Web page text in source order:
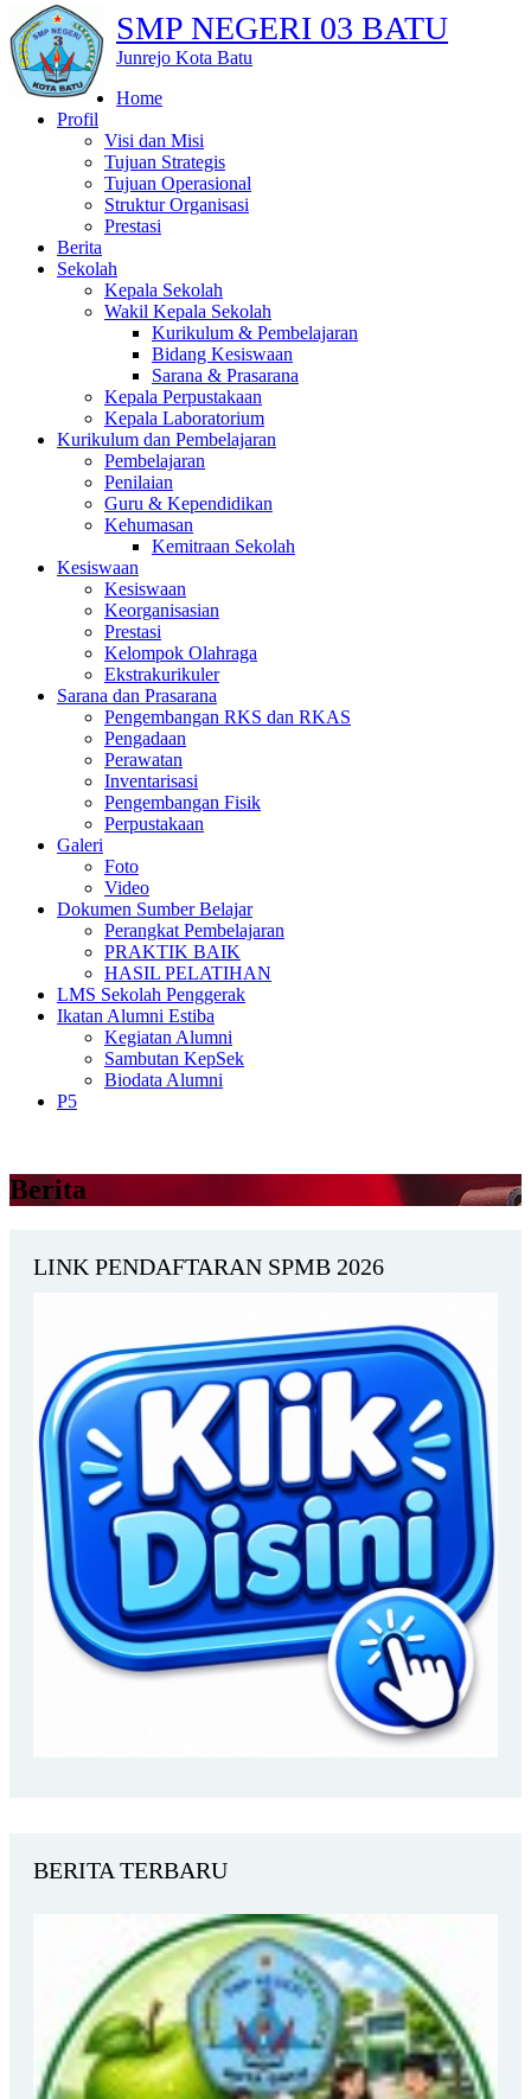
SMP NEGERI 03 BATU
Junrejo Kota Batu
Home
Profil
Visi dan Misi
Tujuan Strategis
Tujuan Operasional
Struktur Organisasi
Prestasi
Berita
Sekolah
Kepala Sekolah
Wakil Kepala Sekolah
Kurikulum & Pembelajaran
Bidang Kesiswaan
Sarana & Prasarana
Kepala Perpustakaan
Kepala Laboratorium
Kurikulum dan Pembelajaran
Pembelajaran
Penilaian
Guru & Kependidikan
Kehumasan
Kemitraan Sekolah
Kesiswaan
Kesiswaan
Keorganisasian
Prestasi
Kelompok Olahraga
Ekstrakurikuler
Sarana dan Prasarana
Pengembangan RKS dan RKAS
Pengadaan
Perawatan
Inventarisasi
Pengembangan Fisik
Perpustakaan
Galeri
Foto
Video
Dokumen Sumber Belajar
Perangkat Pembelajaran
PRAKTIK BAIK
HASIL PELATIHAN
LMS Sekolah Penggerak
Ikatan Alumni Estiba
Kegiatan Alumni
Sambutan KepSek
Biodata Alumni
P5
Berita
LINK PENDAFTARAN SPMB 2026
BERITA TERBARU